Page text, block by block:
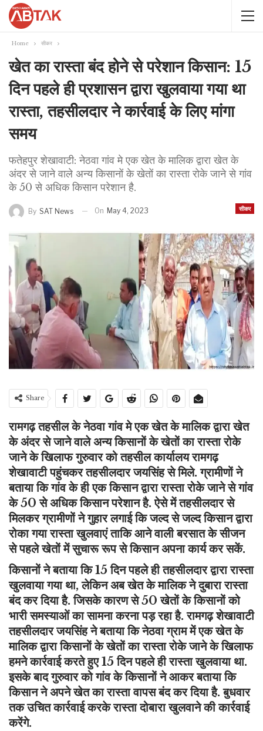
Home सीकर
खेत का रास्ता बंद होने से परेशान किसान: 15
दिन पहले ही प्रशासन द्वारा खुलवाया गया था
रास्ता, तहसीलदार ने कार्रवाई के लिए मांगा
समय
फतेहपुर शेखावाटी: नेठवा गांव मे एक खेत के मालिक द्वारा खेत के
अंदर से जाने वाले अन्य किसानों के खेतों का रास्ता रोके जाने से गांव
के 50 से अधिक किसान परेशान है.
सीकर
By SAT News On May 4, 2023
Share
रामगढ़ तहसील के नेठवा गांव मे एक खेत के मालिक द्वारा खेत
के अंदर से जाने वाले अन्य किसानों के खेतों का रास्ता रोके
जाने के खिलाफ गुरुवार को तहसील कार्यालय रामगढ़
शेखावाटी पहुंचकर तहसीलदार जयसिंह से मिले. ग्रामीणों ने
बताया कि गांव के ही एक किसान द्वारा रास्ता रोके जाने से गांव
के 50 से अधिक किसान परेशान है. ऐसे में तहसीलदार से
मिलकर ग्रामीणों ने गुहार लगाई कि जल्द से जल्द किसान द्वारा
रोका गया रास्ता खुलवाएं ताकि आने वाली बरसात के सीजन
से पहले खेतों में सुचारू रूप से किसान अपना कार्य कर सकें.
किसानों ने बताया कि 15 दिन पहले ही तहसीलदार द्वारा रास्ता
खुलवाया गया था, लेकिन अब खेत के मालिक ने दुबारा रास्ता
बंद कर दिया है. जिसके कारण से 50 खेतों के किसानों को
भारी समस्याओं का सामना करना पड़ रहा है. रामगढ़ शेखावाटी
तहसीलदार जयसिंह ने बताया कि नेठवा ग्राम में एक खेत के
मालिक द्वारा किसानों के खेतों का रास्ता रोके जाने के खिलाफ
हमने कार्रवाई करते हुए 15 दिन पहले ही रास्ता खुलवाया था.
इसके बाद गुरुवार को गांव के किसानों ने आकर बताया कि
किसान ने अपने खेत का रास्ता वापस बंद कर दिया है. बुधवार
तक उचित कार्रवाई करके रास्ता दोबारा खुलवाने की कार्रवाई
करेंगे.